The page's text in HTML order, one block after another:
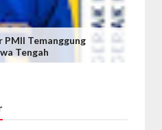
PMII Temanggung
Tengah